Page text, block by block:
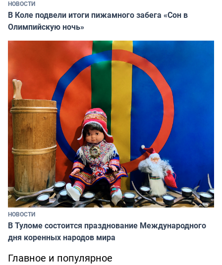
НОВОСТИ
В Коле подвели итоги пижамного забега «Сон в
Олимпийскую ночь»
НОВОСТИ
В Туломе состоится празднование Международного
дня коренных народов мира
Главное и популярное